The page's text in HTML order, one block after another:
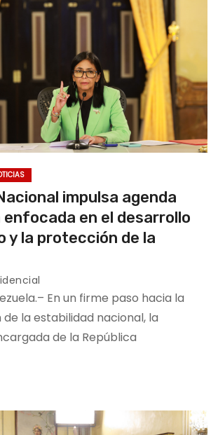
impulsa agenda
en el desarrollo
y la protección de la
En un firme paso hacia la
la estabilidad nacional, la
de la República